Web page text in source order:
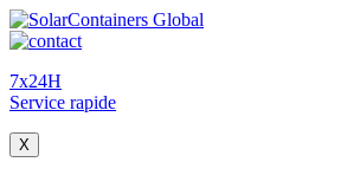
7x24H
Service rapide
X